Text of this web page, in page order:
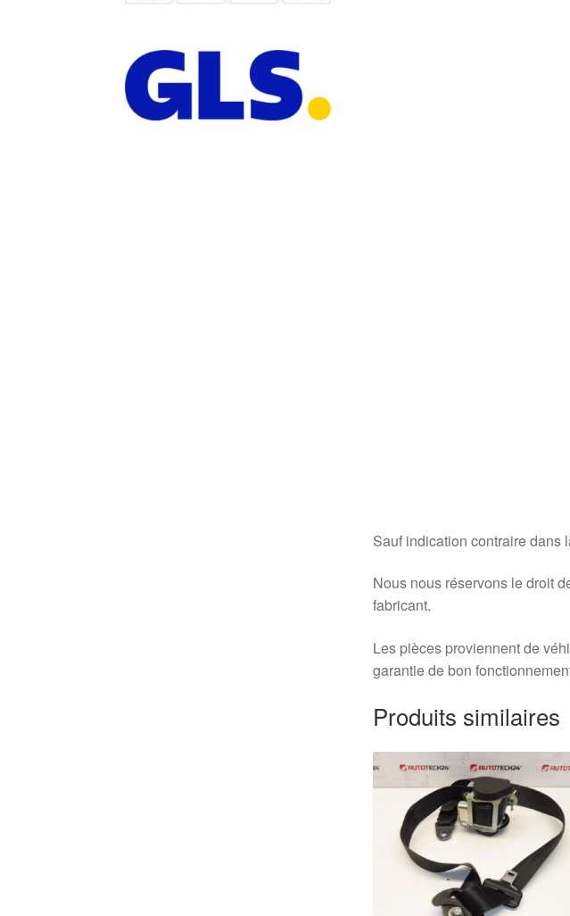
Sauf indication contraire dans
Nous nous réservons le droit
fabricant.
Les pièces proviennent de
garantie de bon
Produits similaires